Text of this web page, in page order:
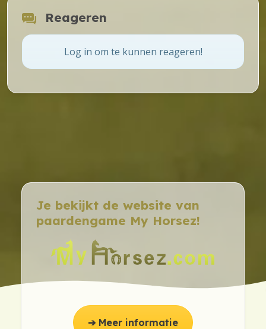
Reageren
Log in om te kunnen reageren!
Je bekijkt de website van
paardengame My Horsez!
➔ Meer informatie